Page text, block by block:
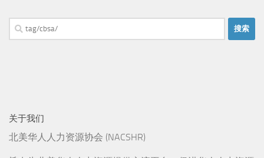
搜
索：
关于我们
北美华人人力资源协会 (NACSHR)